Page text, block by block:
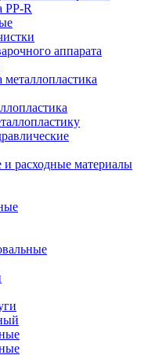
PP-R
аппарата
и расходные материалы